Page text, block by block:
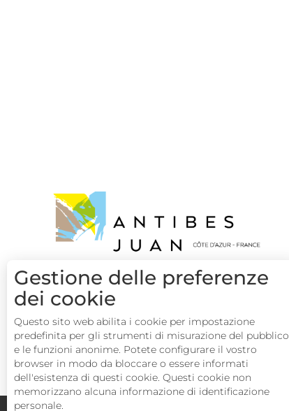
Gestione delle preferenze
dei cookie
Questo sito web abilita i cookie per impostazione
predefinita per gli strumenti di misurazione del pubblico
e le funzioni anonime. Potete configurare il vostro
browser in modo da bloccare o essere informati
dell'esistenza di questi cookie. Questi cookie non
memorizzano alcuna informazione di identificazione
personale.